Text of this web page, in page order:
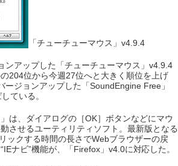
「チューチューマウス」v4.9.4
アップした「チューチューマウス」v4.9.4
204位から今週27位へと大きく順位を上げ
ージョンアップした「SoundEngine Free」
ている。
は、ダイアログの［OK］ボタンなどにマウ
させるユーティリティソフト。最新版となる
ックする時間の長さでWebブラウザーの戻
ナビ”機能が、「Firefox」v4.0に対応した。